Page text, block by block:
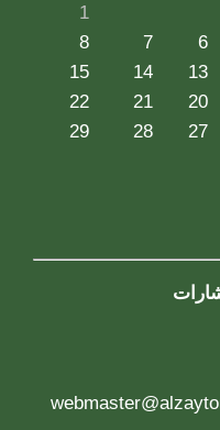
1
6
7
8
13
14
15
20
21
22
27
28
29